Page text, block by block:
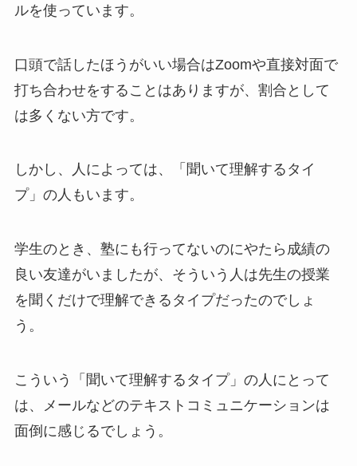
ルを使っています。
口頭で話したほうがいい場合はZoomや直接対面で
打ち合わせをすることはありますが、割合として
は多くない方です。
しかし、人によっては、「聞いて理解するタイ
プ」の人もいます。
学生のとき、塾にも行ってないのにやたら成績の
良い友達がいましたが、そういう人は先生の授業
を聞くだけで理解できるタイプだったのでしょ
う。
こういう「聞いて理解するタイプ」の人にとって
は、メールなどのテキストコミュニケーションは
面倒に感じるでしょう。